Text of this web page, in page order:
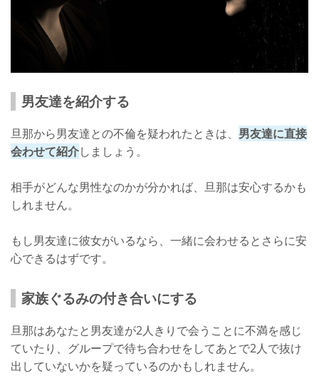
男友達を紹介する
旦那から男友達との不倫を疑われたときは、 男友達に直接
会わせて紹介しましょう。
相手がどんな男性なのかが分かれば、旦那は安心するかも
しれません。
もし男友達に彼女がいるなら、一緒に会わせるとさらに安
心できるはずです。
家族ぐるみの付き合いにする
旦那はあなたと男友達が2人きりで会うことに不満を感じ
ていたり、グループで待ち合わせをしてあとで2人で抜け
出していないかを疑っているのかもしれません。